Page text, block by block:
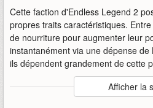
Cette faction d'Endless Legend 2
propres traits caractéristiques.
de nourriture pour augmenter leur
instantanément via une dépense
ils dépendent grandement de cette
Auteur
Amplitude Studios
: Zekkangel
Afficher la